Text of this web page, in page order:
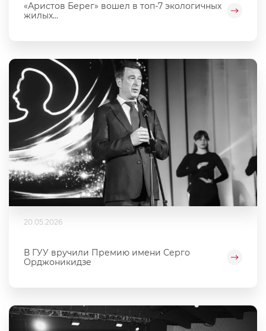
«Аристов Берег» вошел в топ-7 экологичных
жилых...
20.05.2026
В ГУУ вручили Премию имени Серго
Орджоникидзе